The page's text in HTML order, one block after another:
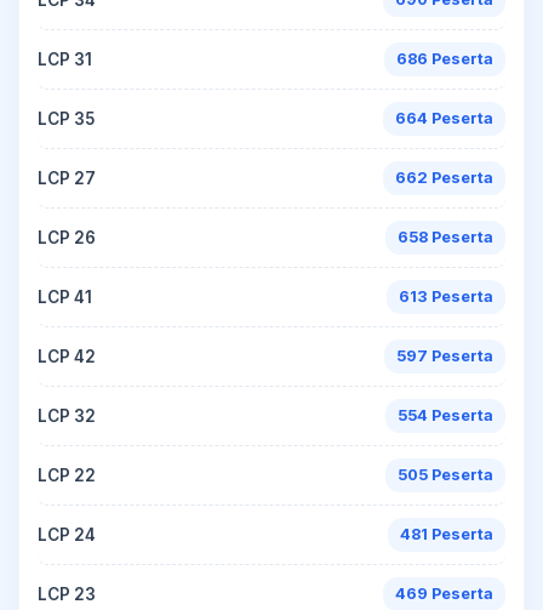
LCP 31 686 Peserta
LCP 35 664 Peserta
LCP 27 662 Peserta
LCP 26 658 Peserta
LCP 41 613 Peserta
LCP 42 597 Peserta
LCP 32 554 Peserta
LCP 22 505 Peserta
LCP 24 481 Peserta
LCP 23 469 Peserta